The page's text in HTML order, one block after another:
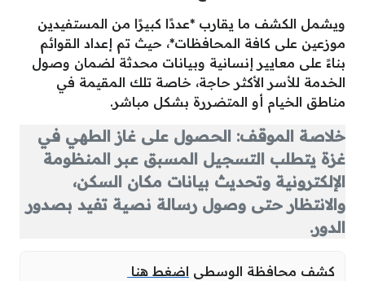
ويشمل الكشف ما يقارب *عددًا كبيرًا من المستفيدين
موزعين على كافة المحافظات*، حيث تم إعداد القوائم
بناءً على معايير إنسانية وبيانات محدثة لضمان وصول
الخدمة للأسر الأكثر حاجة، خاصة تلك المقيمة في
مناطق الخيام أو المتضررة بشكل مباشر.
خلاصة الموقف: الحصول على غاز الطهي في
غزة يتطلب التسجيل المسبق عبر المنظومة
الإلكترونية وتحديث بيانات مكان السكن،
والانتظار حتى وصول رسالة نصية تفيد بصدور
الدور.
كشف محافظة الوسطى اضغط هنا